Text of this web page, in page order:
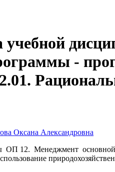
учебной
-
Оксана Александровна
12. Менеджмент основной